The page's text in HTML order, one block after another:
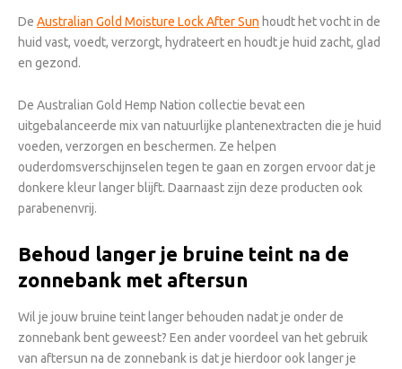
De Australian Gold Moisture Lock After Sun houdt het vocht in de
huid vast, voedt, verzorgt, hydrateert en houdt je huid zacht, glad
en gezond.
De Australian Gold Hemp Nation collectie bevat een
uitgebalanceerde mix van natuurlijke plantenextracten die je huid
voeden, verzorgen en beschermen. Ze helpen
ouderdomsverschijnselen tegen te gaan en zorgen ervoor dat je
donkere kleur langer blijft. Daarnaast zijn deze producten ook
parabenenvrij.
Behoud langer je bruine teint na de
zonnebank met aftersun
Wil je jouw bruine teint langer behouden nadat je onder de
zonnebank bent geweest? Een ander voordeel van het gebruik
van aftersun na de zonnebank is dat je hierdoor ook langer je